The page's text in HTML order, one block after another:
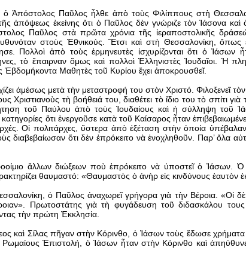
Ἀπόστολος Παῦλος ἦλθε ἀπὸ τοὺς Φιλίππους στὴ
ἀπόψεως ἐκείνης ὅτι ὁ Παῦλος δὲν γνώριζε τὸν Ἰάσονα καὶ
Παῦλος στὰ πρῶτα χρόνια τῆς ἱεραποστολικῆς
στοὺς Ἐθνικούς. Ἔτσι καὶ στὴ Θεσσαλονίκη,
Πολλοὶ ἀπὸ τοὺς ἑρμηνευτὲς ἰσχυρίζονται ὅτι ὁ Ἰάσων
τὸ ἔπαιρναν ὅμως καὶ πολλοὶ Ἑλληνιστὲς Ἰουδαῖοι. Ἡ
Μαθητὲς τοῦ Κυρίου ἔχει ἀποκρουσθεῖ.
ἀμέσως μετὰ τὴν μεταστροφή του στὸν Χριστό. Φιλοξενεῖ
τὴ βοήθειά του, διαθέτει τὸ ἴδιο του τὸ σπίτι γιὰ
τοῦ Παύλου ἀπὸ τοὺς Ἰουδαίους καὶ ἡ σύλληψη τοῦ
ὅτι ἐνεργοῦσε κατὰ τοῦ Καίσαρος ἦταν
Οἱ πολιτάρχες, ὕστερα ἀπὸ ἐξέταση στὴν ὁποία
διαβεβαίωσαν ὅτι δὲν ἐπρόκειτο νὰ ἐνοχληθοῦν. Παρ’ ὅλα
ἄλλων διώξεων ποὺ ἐπρόκειτο νὰ ὑποστεῖ ὁ Ἰάσων. Ὁ
θαυμαστό: «Θαυμαστὸς ὁ ἀνὴρ εἰς κινδύνους ἑαυτὸν
ὁ Παῦλος ἀναχωρεῖ γρήγορα γιὰ τὴν Βέροια. «Οἱ δὲ
Πρωτοστάτης γιὰ τὴ φυγάδευση τοῦ διδασκάλου
τὴν πρώτη Ἐκκλησία.
καὶ Σίλας πῆγαν στὴν Κόρινθο, ὁ Ἰάσων τοὺς ἔδωσε
Ἐπιστολή, ὁ Ἰάσων ἦταν στὴν Κόρινθο καὶ ἀπηύθυνε